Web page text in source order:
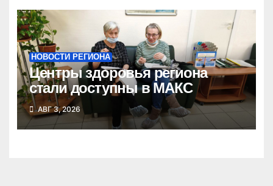
НОВОСТИ РЕГИОНА
Центры здоровья региона
стали доступны в МАКС
АВГ 3, 2026